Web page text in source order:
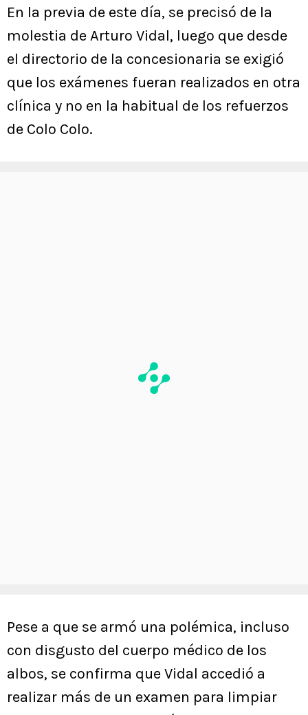
En la previa de este día, se precisó de la
molestia de Arturo Vidal, luego que desde
el directorio de la concesionaria se exigió
que los exámenes fueran realizados en otra
clínica y no en la habitual de los refuerzos
de Colo Colo.
Pese a que se armó una polémica, incluso
con disgusto del cuerpo médico de los
albos, se confirma que Vidal accedió a
realizar más de un examen para limpiar